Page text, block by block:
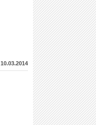
10.03.2014